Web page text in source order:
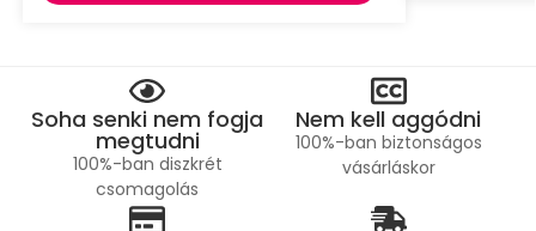
Soha senki nem fogja
megtudni
100%-ban diszkrét
csomagolás
Nem kell aggódni
100%-ban biztonságos
vásárláskor